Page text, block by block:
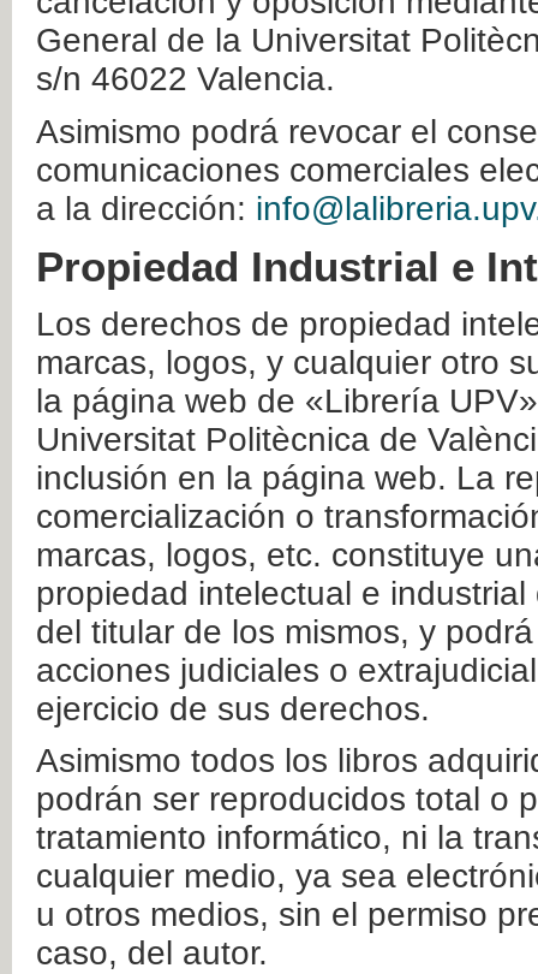
General de la Universitat
s/n 46022 Valencia.
Asimismo podrá revocar el
comunicaciones comerciales
a la dirección:
Propiedad Industrial e
Los derechos de propiedad
marcas, logos, y cualquier otro
la página web de «Librería
Universitat Politècnica de
inclusión en la página web. La
comercialización o
marcas, logos, etc. constituye
propiedad intelectual e
del titular de los mismos, y
acciones judiciales o
ejercicio de sus derechos.
Asimismo todos los libros
podrán ser reproducidos total o
tratamiento informático, ni la
cualquier medio, ya sea
u otros medios, sin el permiso
caso, del autor.